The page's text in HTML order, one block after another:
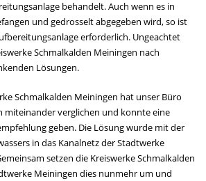
behandelt. Auch wenn es in
und gedrosselt abgegeben wird, so ist
erforderlich. Ungeachtet
Schmalkalden Meiningen nach
Lösungen.
Schmalkalden Meiningen hat unser Büro
miteinander verglichen und konnte eine
geben. Die Lösung wurde mit der
in das Kanalnetz der Stadtwerke
setzen die Kreiswerke Schmalkalden
Meiningen dies nunmehr um und